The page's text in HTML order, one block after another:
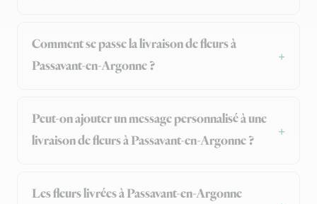
Comment se passe la livraison de fleurs à
Passavant-en-Argonne ?
Peut-on ajouter un message personnalisé à une
livraison de fleurs à Passavant-en-Argonne ?
Les fleurs livrées à Passavant-en-Argonne